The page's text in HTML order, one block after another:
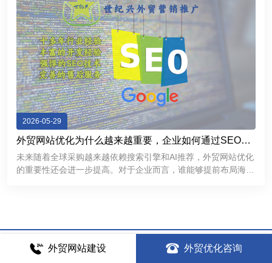
2026-05-29
外贸网站优化为什么越来越重要，企业如何通过SEO获
取海外精准客户
未来随着全球采购越来越依赖搜索引擎和AI推荐，外贸网站优化
的重要性还会进一步提高。对于企业而言，谁能够提前布局海外
外贸网站建设 外贸优化咨询